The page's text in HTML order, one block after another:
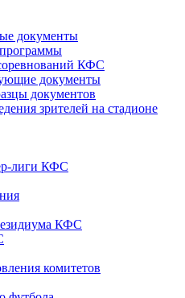
документы
КФС
документы
документов
зрителей на стадионе
лиги КФС
КФС
комитетов